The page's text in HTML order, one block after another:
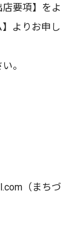
要項】をよ
よりお申し
。
（まちづ